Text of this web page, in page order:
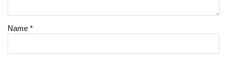
Name*